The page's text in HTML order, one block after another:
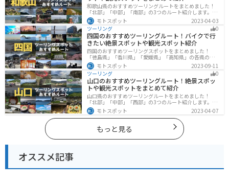
和歌山県のおすすめツーリングルートをまとめました！
「北部」「中部」「南部」の3つのルート紹介します。海
と山に囲まれた自然豊かなエリアが広がり、様々な楽し
み方ができます。バイクで和歌山県にツーリングに行く
際は参考にしてください。
モトスポット
2023-04-03
ツーリング
0
四国のおすすめツーリングルート！バイクで行
きたい絶景スポットや観光スポット紹介
四国のおすすめツーリングスポットをまとめました！
「徳島県」「香川県」「愛媛県」「高知県」の各県の観
光地紹介します。自然豊かな山々や湖、温泉地が点在
し、四季折々の景色を楽しめるスポットが多数ありま
す。バイクで四国にツーリングに行く際は参考にしてく
ださい。
モトスポット
2023-09-11
ツーリング
0
山口のおすすめツーリングルート！絶景スポッ
トや観光スポットをまとめて紹介
山口県のおすすめツーリングルートをまとめました！
「北部」「中部」「西部」の3つのルート紹介します。美
しい海岸線や山々を楽しむことができます。バイクで山
口県にツーリングに行く際は参考にしてください。
モトスポット 2023-04-07
もっと見る
オススメ記事